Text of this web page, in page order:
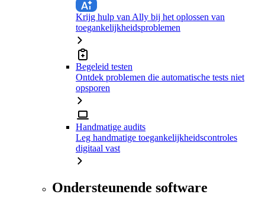
Krijg hulp van Ally bij het oplossen van
toegankelijkheidsproblemen
Begeleid testen
Ontdek problemen die automatische tests niet
opsporen
Handmatige audits
Leg handmatige toegankelijkheidscontroles
digitaal vast
Ondersteunende software